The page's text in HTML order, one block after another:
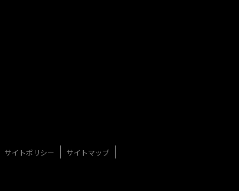
サイトポリシー
サイトマップ